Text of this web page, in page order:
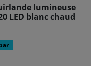
lumineuse
LED blanc chaud